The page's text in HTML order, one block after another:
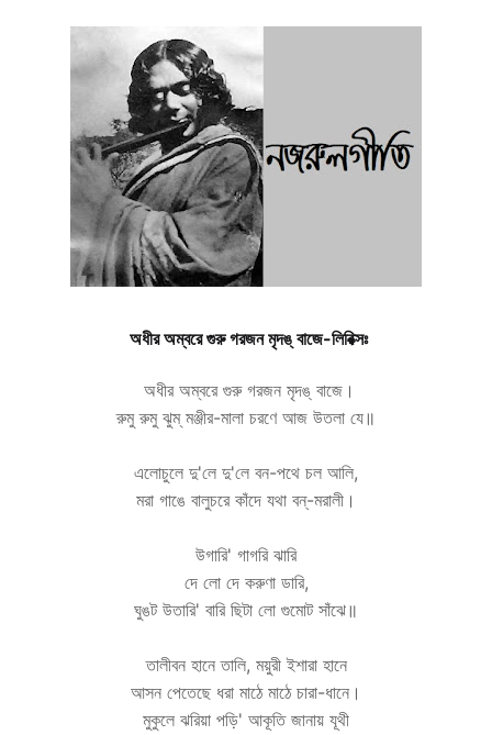
অধীর অম্বরে গুরু গরজন মৃদঙ্ বাজে-লিরিক্সঃ
অধীর অম্বরে গুরু গরজন মৃদঙ্ বাজে।
রুমু রুমু ঝুম্ মঞ্জীর-মালা চরণে আজ উতলা যে॥
এলোচুলে দু'লে দু'লে বন-পথে চল আলি,
মরা গাঙে বালুচরে কাঁদে যথা বন্-মরালী।
উগারি' গাগরি ঝারি
দে লো দে করুণা ডারি,
ঘুঙট উতারি' বারি ছিটা লো গুমোট সাঁঝে॥
তালীবন হানে তালি, ময়ুরী ইশারা হানে
আসন পেতেছে ধরা মাঠে মাঠে চারা-ধানে।
মুকুলে ঝরিয়া পড়ি' আকূতি জানায় যূথী